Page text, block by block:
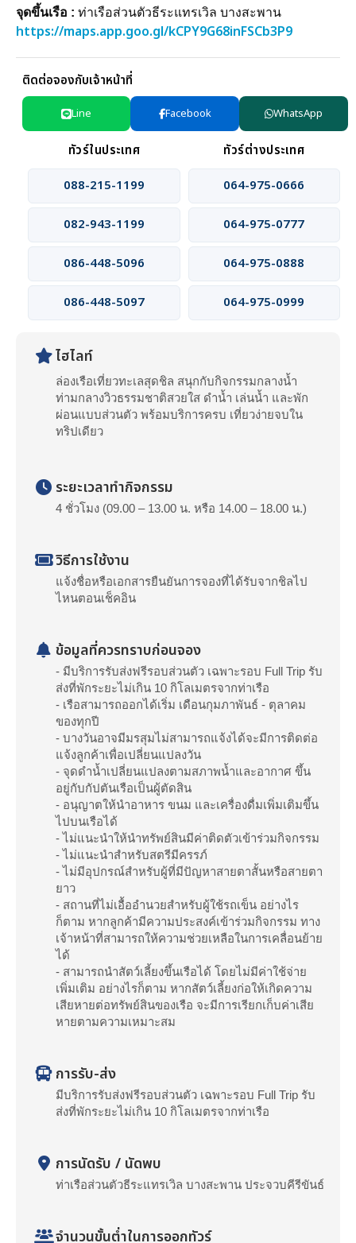
จุดขึ้นเรือ : ท่าเรือส่วนตัวธีระแทรเวิล บางสะพาน
https://maps.app.goo.gl/kCPY9G68inFSCb3P9
ติดต่อจองกับเจ้าหน้าที่
Line Facebook WhatsApp
ทัวร์ในประเทศ
ทัวร์ต่างประเทศ
088-215-1199
064-975-0666
082-943-1199 064-975-0777
086-448-5096 064-975-0888
086-448-5097 064-975-0999
ไฮไลท์
ล่องเรือเที่ยวทะเลสุดชิล สนุกกับกิจกรรมกลางน้ำ
ท่ามกลางวิวธรรมชาติสวยใส ดำน้ำ เล่นน้ำ และพัก
ผ่อนแบบส่วนตัว พร้อมบริการครบ เที่ยวง่ายจบใน
ทริปเดียว
ระยะเวลาทำกิจกรรม
4 ชั่วโมง (09.00 – 13.00 น. หรือ 14.00 – 18.00 น.)
วิธีการใช้งาน
แจ้งชื่อหรือเอกสารยืนยันการจองที่ได้รับจากชิลไป
ไหนตอนเช็คอิน
ข้อมูลที่ควรทราบก่อนจอง
- มีบริการรับส่งฟรีรอบส่วนตัว เฉพาะรอบ Full Trip รับ
ส่งที่พักระยะไม่เกิน 10 กิโลเมตรจากท่าเรือ
- เรือสามารถออกได้เริ่ม เดือนกุมภาพันธ์ - ตุลาคม
ของทุกปี
- บางวันอาจมีมรสุมไม่สามารถแจ้งได้จะมีการติดต่อ
แจ้งลูกค้าเพื่อเปลี่ยนแปลงวัน
- จุดดำน้ำเปลี่ยนแปลงตามสภาพน้ำและอากาศ ขึ้น
อยู่กับกัปตันเรือเป็นผู้ตัดสิน
- อนุญาตให้นำอาหาร ขนม และเครื่องดื่มเพิ่มเติมขึ้น
ไปบนเรือได้
- ไม่แนะนำให้นำทรัพย์สินมีค่าติดตัวเข้าร่วมกิจกรรม
- ไม่แนะนำสำหรับสตรีมีครรภ์
- ไม่มีอุปกรณ์สำหรับผู้ที่มีปัญหาสายตาสั้นหรือสายตา
ยาว
- สถานที่ไม่เอื้ออำนวยสำหรับผู้ใช้รถเข็น อย่างไร
ก็ตาม หากลูกค้ามีความประสงค์เข้าร่วมกิจกรรม ทาง
เจ้าหน้าที่สามารถให้ความช่วยเหลือในการเคลื่อนย้าย
ได้
- สามารถนำสัตว์เลี้ยงขึ้นเรือได้ โดยไม่มีค่าใช้จ่าย
เพิ่มเติม อย่างไรก็ตาม หากสัตว์เลี้ยงก่อให้เกิดความ
เสียหายต่อทรัพย์สินของเรือ จะมีการเรียกเก็บค่าเสีย
หายตามความเหมาะสม
การรับ-ส่ง
มีบริการรับส่งฟรีรอบส่วนตัว เฉพาะรอบ Full Trip รับ
ส่งที่พักระยะไม่เกิน 10 กิโลเมตรจากท่าเรือ
การนัดรับ / นัดพบ
ท่าเรือส่วนตัวธีระแทรเวิล บางสะพาน ประจวบคีรีขันธ์
จำนวนขั้นต่ำในการออกทัวร์